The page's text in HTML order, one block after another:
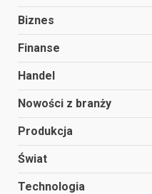
Biznes
Finanse
Handel
Nowości z branży
Produkcja
Świat
Technologia